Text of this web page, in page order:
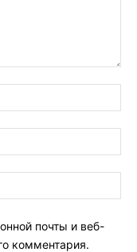
почты и веб-
комментария.